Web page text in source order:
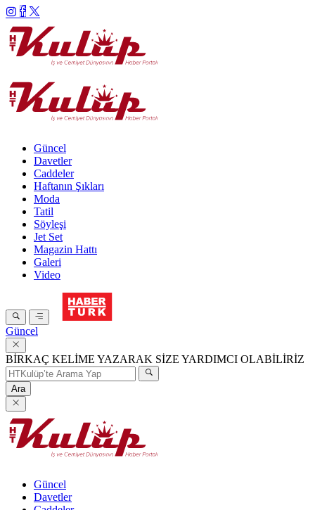
Güncel
Davetler
Caddeler
Haftanın Şıkları
Moda
Tatil
Söyleşi
Jet Set
Magazin Hattı
Galeri
Video
Güncel
BİRKAÇ KELİME YAZARAK SİZE YARDIMCI OLABİLİRİZ
Ara
Güncel
Davetler